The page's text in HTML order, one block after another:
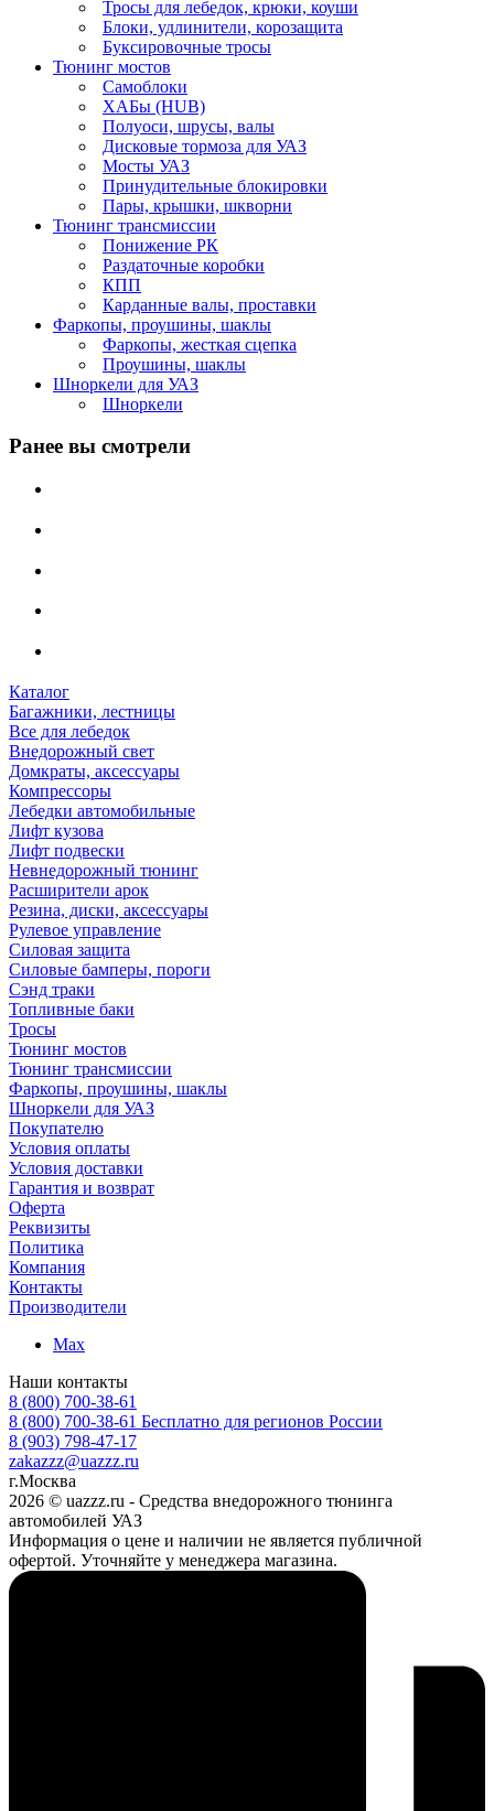
Тросы для лебедок, крюки, коуши
Блоки, удлинители, корозащита
Буксировочные тросы
Тюнинг мостов
Самоблоки
ХАБы (HUB)
Полуоси, шрусы, валы
Дисковые тормоза для УАЗ
Мосты УАЗ
Принудительные блокировки
Пары, крышки, шкворни
Тюнинг трансмиссии
Понижение РК
Раздаточные коробки
КПП
Карданные валы, проставки
Фаркопы, проушины, шаклы
Фаркопы, жесткая сцепка
Проушины, шаклы
Шноркели для УАЗ
Шноркели
Ранее вы смотрели
Каталог
Багажники, лестницы
Все для лебедок
Внедорожный свет
Домкраты, аксессуары
Компрессоры
Лебедки автомобильные
Лифт кузова
Лифт подвески
Невнедорожный тюнинг
Расширители арок
Резина, диски, аксессуары
Рулевое управление
Силовая защита
Силовые бамперы, пороги
Сэнд траки
Топливные баки
Тросы
Тюнинг мостов
Тюнинг трансмиссии
Фаркопы, проушины, шаклы
Шноркели для УАЗ
Покупателю
Условия оплаты
Условия доставки
Гарантия и возврат
Оферта
Реквизиты
Политика
Компания
Контакты
Производители
Max
Наши контакты
8 (800) 700-38-61
8 (800) 700-38-61 Бесплатно для регионов России
8 (903) 798-47-17
zakazzz@uazzz.ru
г.Москва
2026 © uazzz.ru - Средства внедорожного тюнинга
автомобилей УАЗ
Информация о цене и наличии не является публичной
офертой. Уточняйте у менеджера магазина.